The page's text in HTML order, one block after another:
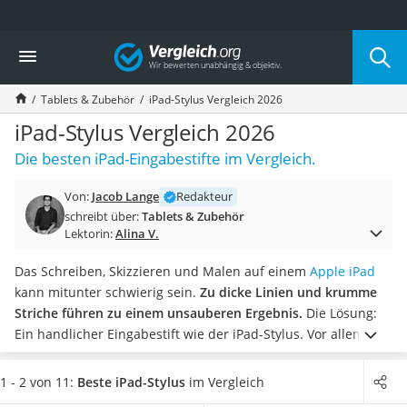
Die beliebtesten Vergleiche nach Kategorie
Elektronik
Powerstation
Monitor 32 Zoll 4K
Fernseher
Drucker
Desktop-PC
Diascanner
Laser-Multifunktionsdrucker
Powerstation mit Solarpanel
Gaming-PC
Soundbar
17-Zoll-Laptop
Satellitenschüssel
Gaming-Headset
Vergleich
Tablets & Zubehör iPad-Stylus Vergleich 2026
iPad-Stylus Vergleich 2026
Die besten iPad-Eingabestifte im Vergleich.
Von: Jacob Lange
Redakteur
schreibt über:Tablets & Zubehör
Lektorin:Alina V.
Das Schreiben, Skizzieren und Malen auf einem Apple iPad
kann mitunter schwierig sein. Zu dicke Linien und krumme
Striche führen zu einem unsauberen Ergebnis. Die Lösung:
Ein handlicher Eingabestift wie der iPad-Stylus. Vor allem
Modelle mit Handballenerkennung überzeugenlaut diversen
Online-Tests. Lässt sich der Handballen auf dem Display
1 - 2 von 11: Beste iPad-Stylus im Vergleich